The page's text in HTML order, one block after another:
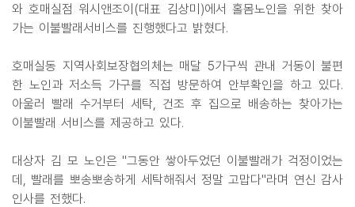
와 호매실점 워시앤조이(대표 김상미)에서 홀몸노인을 위한 찾아
가는 이불빨래서비스를 진행했다고 밝혔다.
호매실동 지역사회보장협의체는 매달 5가구씩 관내 거동이 불편
한 노인과 저소득 가구를 직접 방문하여 안부확인을 하고 있다.
아울러 빨래 수거부터 세탁, 건조 후 집으로 배송하는 찾아가는
이불빨래 서비스를 제공하고 있다.
대상자 김 모 노인은 "그동안 쌓아두었던 이불빨래가 걱정이었는
데, 빨래를 뽀송뽀송하게 세탁해줘서 정말 고맙다"라며 연신 감사
인사를 전했다.